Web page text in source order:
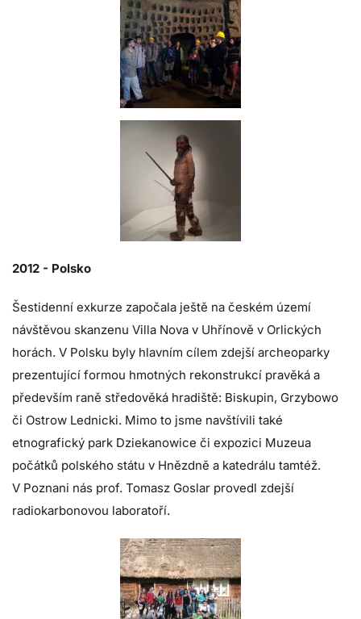
2012 - Polsko
Šestidenní exkurze započala ještě na českém území
návštěvou skanzenu Villa Nova v Uhřínově v Orlických
horách. V Polsku byly hlavním cílem zdejší archeoparky
prezentující formou hmotných rekonstrukcí pravěká a
především raně středověká hradiště: Biskupin, Grzybowo
či Ostrow Lednicki. Mimo to jsme navštívili také
etnografický park Dziekanowice či expozici Muzeua
počátků polského státu v Hnězdně a katedrálu tamtéž.
V Poznani nás prof. Tomasz Goslar provedl zdejší
radiokarbonovou laboratoří.